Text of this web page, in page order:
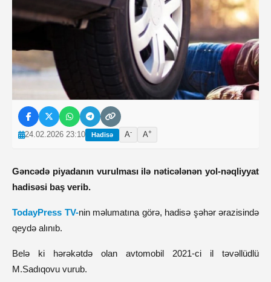
24.02.2026 23:10 Hadisə A- A+
Gəncədə piyadanın vurulması ilə nəticələnən yol-nəqliyyat
hadisəsi baş verib.
TodayPress TV-nin məlumatına görə, hadisə şəhər ərazisində
qeydə alınıb.
Belə ki hərəkətdə olan avtomobil 2021-ci il təvəllüdlü
M.Sadıqovu vurub.